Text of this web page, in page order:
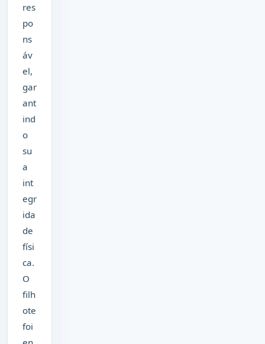
res
po
ns
áv
el,
gar
ant
ind
o
su
a
int
egr
ida
de
físi
ca.
O
filh
ote
foi